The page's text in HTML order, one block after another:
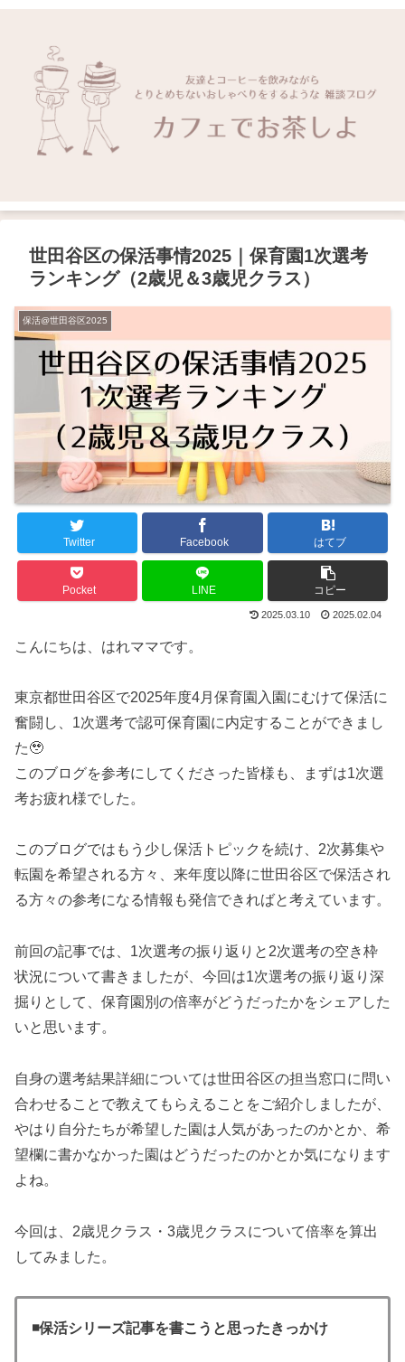
世田谷区の保活事情2025｜保育園1次選考
ランキング（2歳児＆3歳児クラス）
保活@世田谷区2025
Twitter Facebook はてブ
Pocket LINE コピー
2025.03.10 2025.02.04
こんにちは、はれママです。
東京都世田谷区で2025年度4月保育園入園にむけて保活に
奮闘し、1次選考で認可保育園に内定することができまし
た🥹
このブログを参考にしてくださった皆様も、まずは1次選
考お疲れ様でした。
このブログではもう少し保活トピックを続け、2次募集や
転園を希望される方々、来年度以降に世田谷区で保活され
る方々の参考になる情報も発信できればと考えています。
前回の記事では、1次選考の振り返りと2次選考の空き枠
状況について書きましたが、今回は1次選考の振り返り深
掘りとして、保育園別の倍率がどうだったかをシェアした
いと思います。
自身の選考結果詳細については世田谷区の担当窓口に問い
合わせることで教えてもらえることをご紹介しましたが、
やはり自分たちが希望した園は人気があったのかとか、希
望欄に書かなかった園はどうだったのかとか気になります
よね。
今回は、2歳児クラス・3歳児クラスについて倍率を算出
してみました。
◾️保活シリーズ記事を書こうと思ったきっかけ